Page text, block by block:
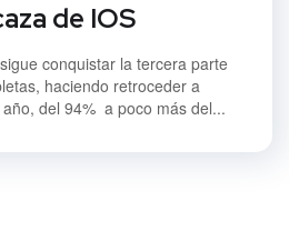
de IOS
conquistar la tercera parte
haciendo retroceder a
del 94% a poco más del...